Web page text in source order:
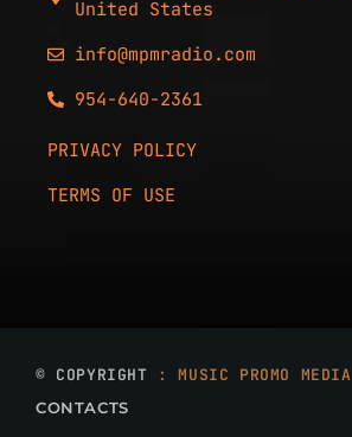
United States
info@mpmradio.com
954-640-2361
PRIVACY POLICY
TERMS OF USE
© COPYRIGHT : MUSIC PROMO MEDIA
CONTACTS